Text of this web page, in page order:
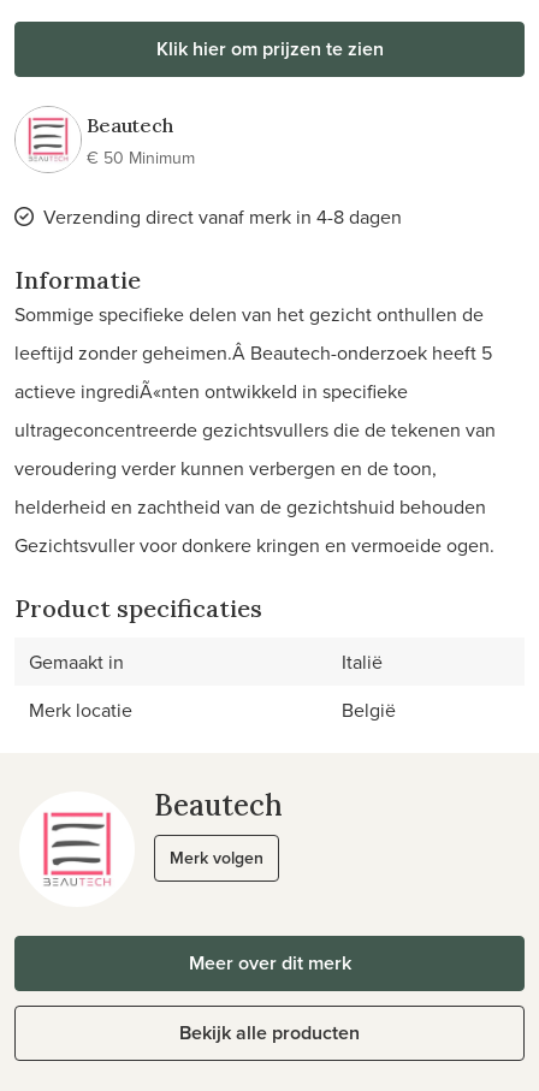
Klik hier om prijzen te zien
Beautech
€ 50 Minimum
Verzending direct vanaf merk in 4-8 dagen
Informatie
Sommige specifieke delen van het gezicht onthullen de
leeftijd zonder geheimen.Â Beautech-onderzoek heeft 5
actieve ingrediÃ«nten ontwikkeld in specifieke
ultrageconcentreerde gezichtsvullers die de tekenen van
veroudering verder kunnen verbergen en de toon,
helderheid en zachtheid van de gezichtshuid behouden
Gezichtsvuller voor donkere kringen en vermoeide ogen.
Product specificaties
Gemaakt in
Italië
Merk locatie
België
Beautech
Merk volgen
Meer over dit merk
Bekijk alle producten